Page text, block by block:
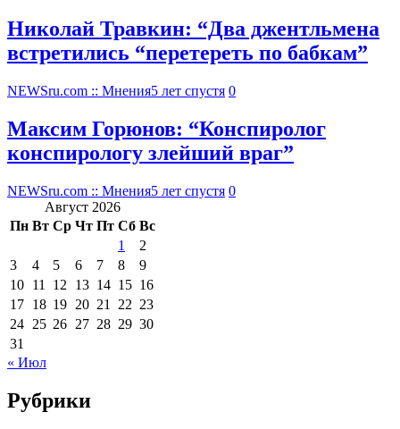
Николай Травкин: “Два джентльмена
встретились “перетереть по бабкам”
NEWSru.com :: Мнения5 лет спустя 0
Максим Горюнов: “Конспиролог
конспирологу злейший враг”
NEWSru.com :: Мнения5 лет спустя 0
Август 2026
Пн Вт Ср Чт Пт Сб Вс
1
2
3
4 5 6 7 8
9
10 11 12 13 14 15 16
17 18 19 20 21 22 23
24 25 26 27 28 29 30
31
« Июл
Рубрики